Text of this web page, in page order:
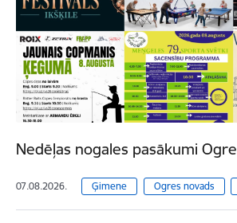
Nedēļas nogales pasākumi
07.08.2026. Ģimene Ogres novads